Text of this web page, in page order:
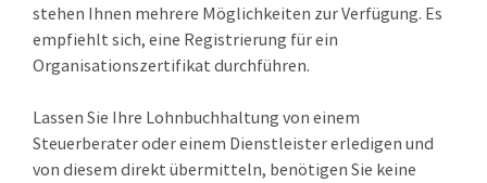
stehen Ihnen mehrere Möglichkeiten zur Verfügung. Es
empfiehlt sich, eine Registrierung für ein
Organisationszertifikat durchführen.
Lassen Sie Ihre Lohnbuchhaltung von einem
Steuerberater oder einem Dienstleister erledigen und
von diesem direkt übermitteln, benötigen Sie keine